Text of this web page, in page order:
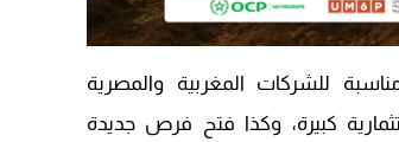
للشركات المغربية والمصرية
كبيرة، وكذا فتح فرص جديدة